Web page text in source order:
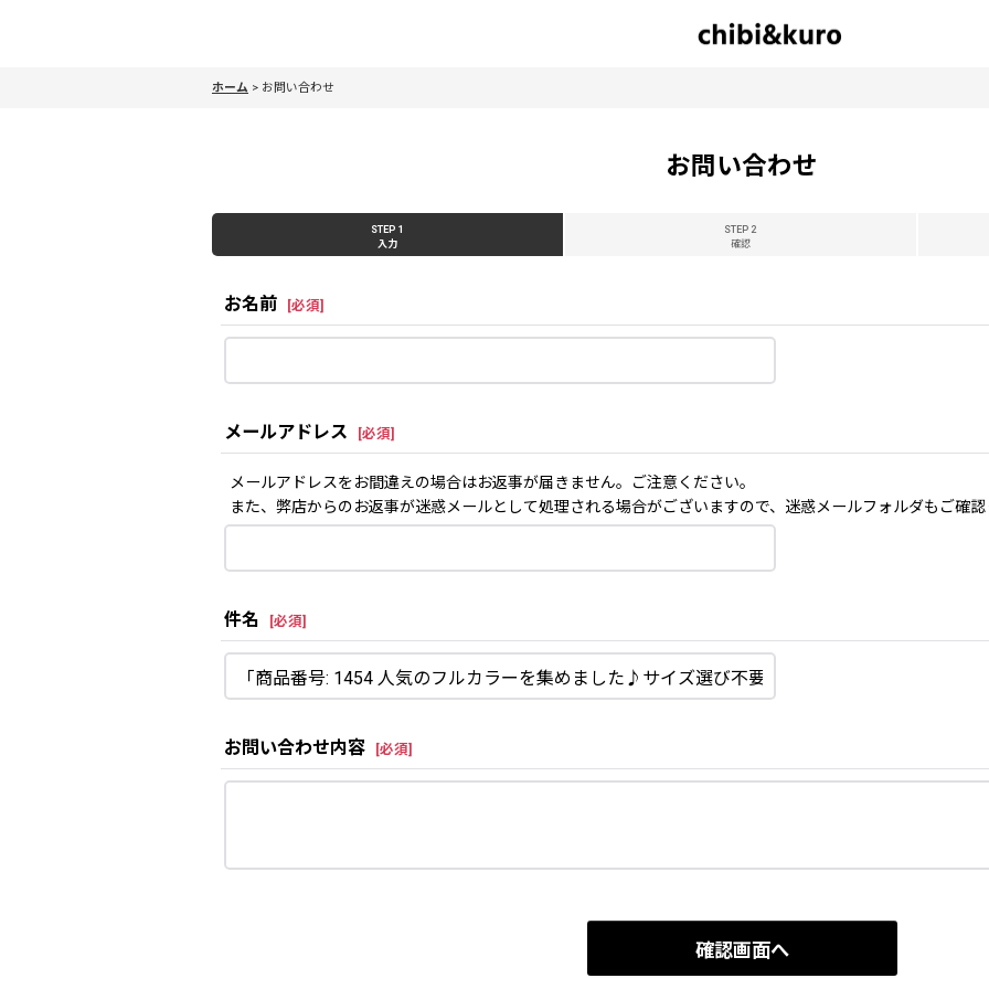
ホーム > お問い合わせ
お問い合わせ
STEP 1
入力
STEP 2
確認
お名前 [必須]
メールアドレス [必須]
メールアドレスをお間違えの場合はお返事が届きません。ご注意ください。
また、弊店からのお返事が迷惑メールとして処理される場合がございますので、迷惑メールフォルダもご確認
件名 [必須]
お問い合わせ内容 [必須]
確認画面へ